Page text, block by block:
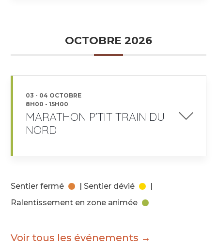
OCTOBRE 2026
03 - 04 OCTOBRE
8H00 -15H00
MARATHON P’TIT TRAIN DU
NORD
Sentier fermé | Sentier dévié
|
Ralentissement en zone animée
Voir tous les événements →